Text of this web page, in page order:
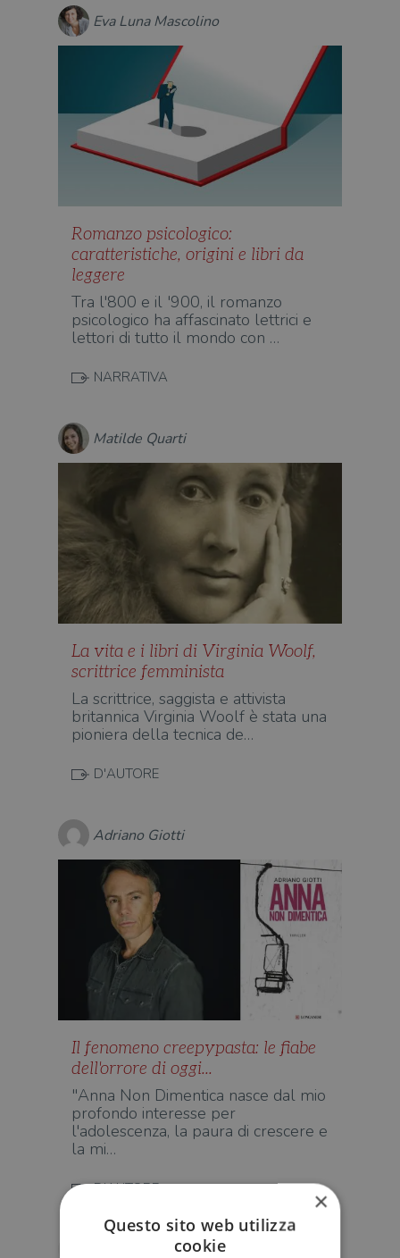
Eva Luna Mascolino
Romanzo psicologico:
caratteristiche, origini e libri da
leggere
Tra l'800 e il '900, il romanzo
psicologico ha affascinato lettrici e
lettori di tutto il mondo con …
NARRATIVA
Matilde Quarti
La vita e i libri di Virginia Woolf,
scrittrice femminista
La scrittrice, saggista e attivista
britannica Virginia Woolf è stata una
pioniera della tecnica de…
D'AUTORE
Adriano Giotti
Il fenomeno creepypasta: le fiabe
dell'orrore di oggi...
"Anna Non Dimentica nasce dal mio
profondo interesse per
l'adolescenza, la paura di crescere e
la mi…
D'AUTORE
Stefano Risso
×
Questo sito web utilizza
cookie